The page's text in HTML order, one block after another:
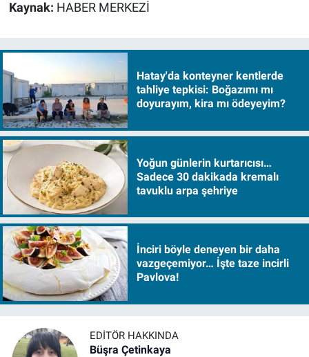
Kaynak: HABER MERKEZİ
Hatay'da konteyner kentlerde
tahliye tepkisi: Boğazımı mı
doyurayım, kira mı ödeyeyim?
Yoğun günlerin kurtarıcısı…
Sadece 30 dakikada kremalı
tavuklu arpa şehriye
İnciri böyle deneyen bir daha
vazgeçemiyor… İşte taze incirli
Pavlova!
EDITÖR HAKKINDA
Büşra Çetinkaya